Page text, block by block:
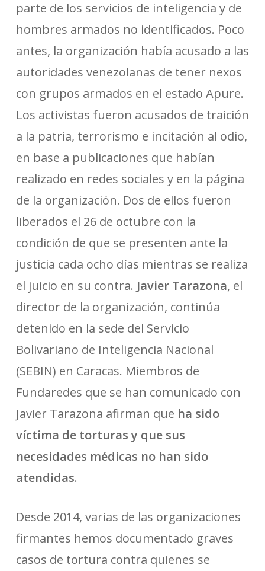
parte de los servicios de inteligencia y de
hombres armados no identificados. Poco
antes, la organización había acusado a las
autoridades venezolanas de tener nexos
con grupos armados en el estado Apure.
Los activistas fueron acusados de traición
a la patria, terrorismo e incitación al odio,
en base a publicaciones que habían
realizado en redes sociales y en la página
de la organización. Dos de ellos fueron
liberados el 26 de octubre con la
condición de que se presenten ante la
justicia cada ocho días mientras se realiza
el juicio en su contra. Javier Tarazona, el
director de la organización, continúa
detenido en la sede del Servicio
Bolivariano de Inteligencia Nacional
(SEBIN) en Caracas. Miembros de
Fundaredes que se han comunicado con
Javier Tarazona afirman que ha sido
víctima de torturas y que sus
necesidades médicas no han sido
atendidas.
Desde 2014, varias de las organizaciones
firmantes hemos documentado graves
casos de tortura contra quienes se